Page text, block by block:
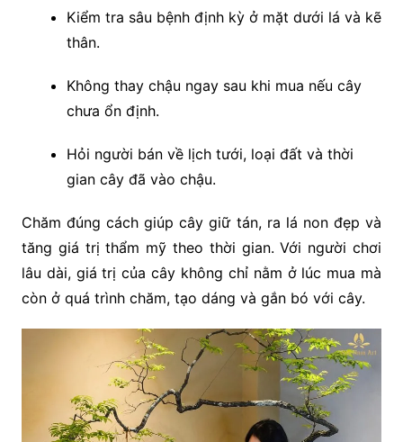
Kiểm tra sâu bệnh định kỳ ở mặt dưới lá và kẽ
thân.
Không thay chậu ngay sau khi mua nếu cây
chưa ổn định.
Hỏi người bán về lịch tưới, loại đất và thời
gian cây đã vào chậu.
Chăm đúng cách giúp cây giữ tán, ra lá non đẹp và
tăng giá trị thẩm mỹ theo thời gian. Với người chơi
lâu dài, giá trị của cây không chỉ nằm ở lúc mua mà
còn ở quá trình chăm, tạo dáng và gắn bó với cây.